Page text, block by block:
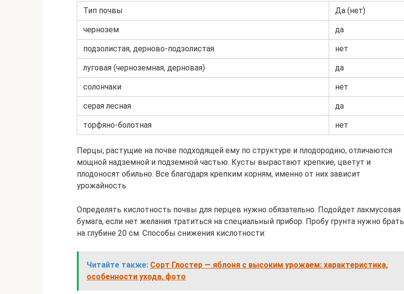
Тип почвы Да (нет)
чернозем да
подзолистая, дерново-подзолистая нет
луговая (черноземная, дерновая) да
солончаки нет
серая лесная да
торфяно-болотная нет
Перцы, растущие на почве подходящей ему по структуре и плодородию, отличаются
мощной надземной и подземной частью. Кусты вырастают крепкие, цветут и
плодоносят обильно. Все благодаря крепким корням, именно от них зависит
урожайность.
Определять кислотность почвы для перцев нужно обязательно. Подойдет лакмусовая
бумага, если нет желания тратиться на специальный прибор. Пробу грунта нужно брать
на глубине 20 см. Способы снижения кислотности:
Читайте также: Сорт Глостер — яблоня с высоким урожаем: характеристика,
особенности ухода, фото